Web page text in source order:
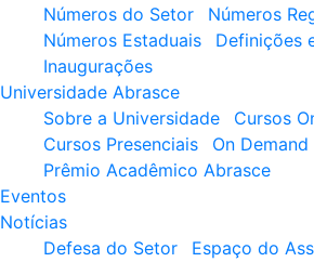
Números do Setor
Números
Números Estaduais
Definições
Inaugurações
Universidade Abrasce
Sobre a Universidade
Cursos
Cursos Presenciais
On Demand
Prêmio Acadêmico Abrasce
Eventos
Notícias
Defesa do Setor
Espaço do